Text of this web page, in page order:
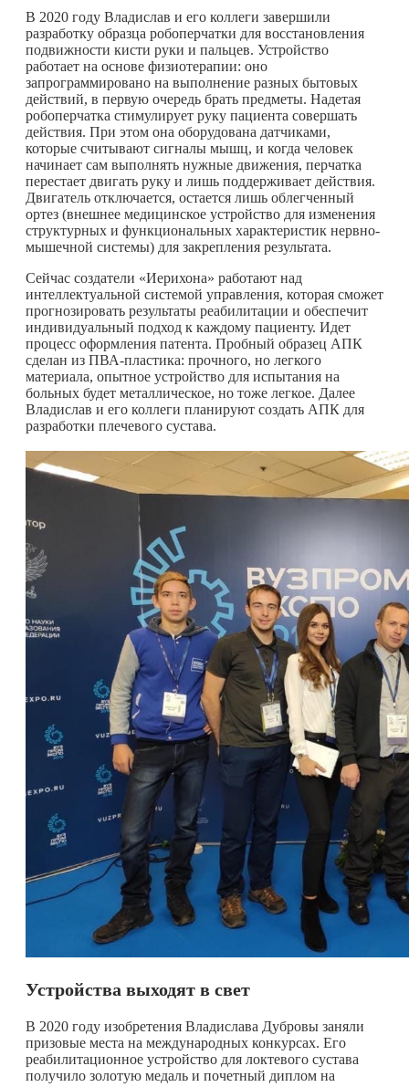
В 2020 году Владислав и его коллеги завершили
разработку образца робоперчатки для восстановления
подвижности кисти руки и пальцев. Устройство
работает на основе физиотерапии: оно
запрограммировано на выполнение разных бытовых
действий, в первую очередь брать предметы. Надетая
робоперчатка стимулирует руку пациента совершать
действия. При этом она оборудована датчиками,
которые считывают сигналы мышц, и когда человек
начинает сам выполнять нужные движения, перчатка
перестает двигать руку и лишь поддерживает действия.
Двигатель отключается, остается лишь облегченный
ортез (внешнее медицинское устройство для изменения
структурных и функциональных характеристик нервно-
мышечной системы) для закрепления результата.
Сейчас создатели «Иерихона» работают над
интеллектуальной системой управления, которая сможет
прогнозировать результаты реабилитации и обеспечит
индивидуальный подход к каждому пациенту. Идет
процесс оформления патента. Пробный образец АПК
сделан из ПВА-пластика: прочного, но легкого
материала, опытное устройство для испытания на
больных будет металлическое, но тоже легкое. Далее
Владислав и его коллеги планируют создать АПК для
разработки плечевого сустава.
Устройства выходят в свет
В 2020 году изобретения Владислава Дубровы заняли
призовые места на международных конкурсах. Его
реабилитационное устройство для локтевого сустава
получило золотую медаль и почетный диплом на